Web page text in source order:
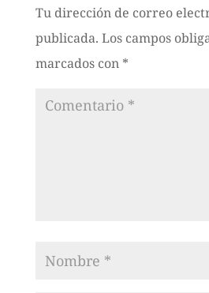
Tu dirección de correo
publicada. Los campos
marcados con *